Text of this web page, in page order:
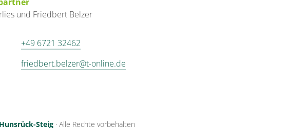
und Friedbert Belzer
+49 6721 32462
friedbert.belzer@t-online.de
Steig · Alle Rechte vorbehalten